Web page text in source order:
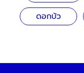
ดอกบัว